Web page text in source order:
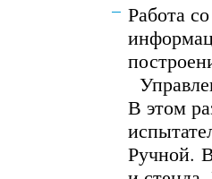
Работа
В этом
Ручной.